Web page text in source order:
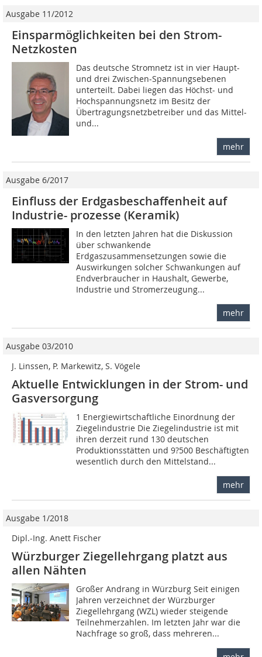
Ausgabe 11/2012
Einsparmöglichkeiten bei den Strom-
Netzkosten
Das deutsche Stromnetz ist in vier Haupt-
und drei Zwischen-Spannungsebenen
unterteilt. Dabei liegen das Höchst- und
Hochspannungsnetz im Besitz der
Übertragungsnetzbetreiber und das Mittel-
und...
mehr
Ausgabe 6/2017
Einfluss der Erdgasbeschaffenheit auf
Industrie- prozesse (Keramik)
In den letzten Jahren hat die Diskussion
über schwankende
Erdgaszusammensetzungen sowie die
Auswirkungen solcher Schwankungen auf
Endverbraucher in Haushalt, Gewerbe,
Industrie und Stromerzeugung...
mehr
Ausgabe 03/2010
J. Linssen, P. Markewitz, S. Vögele
Aktuelle Entwicklungen in der Strom- und
Gasversorgung
1 Energiewirtschaftliche Einordnung der
Ziegelindustrie Die Ziegelindustrie ist mit
ihren derzeit rund 130 deutschen
Produktionsstätten und 9?500 Beschäftigten
wesentlich durch den Mittelstand...
mehr
Ausgabe 1/2018
Dipl.-Ing. Anett Fischer
Würzburger Ziegellehrgang platzt aus
allen Nähten
Großer Andrang in Würzburg Seit einigen
Jahren verzeichnet der Würzburger
Ziegellehrgang (WZL) wieder steigende
Teilnehmerzahlen. Im letzten Jahr war die
Nachfrage so groß, dass mehreren...